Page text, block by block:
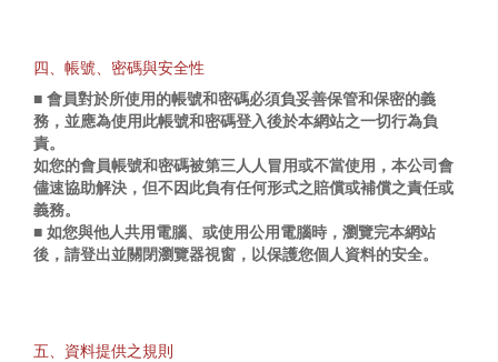
四、帳號、密碼與安全性
■ 會員對於所使用的帳號和密碼必須負妥善保管和保密的義
務，並應為使用此帳號和密碼登入後於本網站之一切行為負
責。
如您的會員帳號和密碼被第三人人冒用或不當使用，本公司會
儘速協助解決，但不因此負有任何形式之賠償或補償之責任或
義務。
■ 如您與他人共用電腦、或使用公用電腦時，瀏覽完本網站
後，請登出並關閉瀏覽器視窗，以保護您個人資料的安全。
五、資料提供之規則